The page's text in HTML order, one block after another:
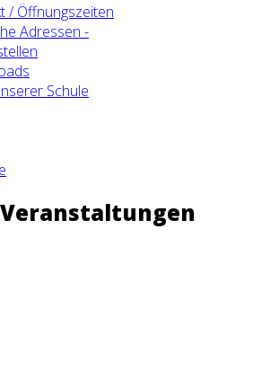
/ Öffnungszeiten
Adressen -
Schule